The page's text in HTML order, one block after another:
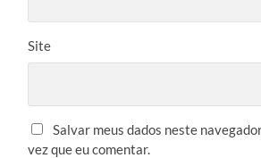
Site
Salvar meus dados neste
vez que eu comentar.